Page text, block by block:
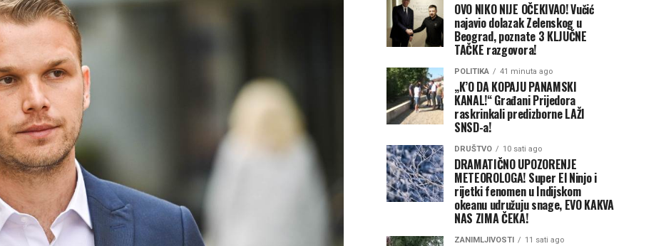
OVO NIKO NIJE OČEKIVAO! Vučić
najavio dolazak Zelenskog u
Beograd, poznate 3 KLJUČNE
TAČKE razgovora!
POLITIKA 41 minuta ago
„K’O DA KOPAJU PANAMSKI
KANAL!“ Građani Prijedora
raskrinkali predizborne LAŽI
SNSD-a!
DRUŠTVO 10 sati ago
DRAMATIČNO UPOZORENJE
METEOROLOGA! Super El Ninjo i
rijetki fenomen u Indijskom
okeanu udružuju snage, EVO KAKVA
NAS ZIMA ČEKA!
ZANIMLJIVOSTI 11 sati ago